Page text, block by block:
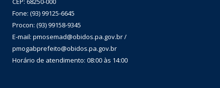
Fone: (93) 99125-6645
Procon: (93) 99158-9345
E-mail: pmosemad@obidos.pa.gov.br /
pmogabprefeito@obidos.pa.gov.br
Horário de atendimento: 08:00 às 14:00